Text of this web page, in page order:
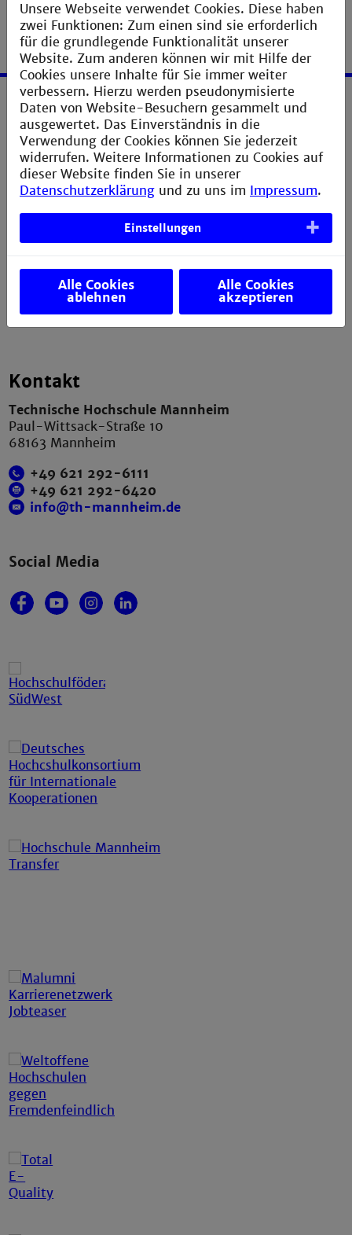
Service
Impressum
Erklärung zur Barrierefreiheit
Sitemap
Verbesserungsvorschlag melden
Kontakt
Technische Hochschule Mannheim
Paul-Wittsack-Straße 10
68163 Mannheim
+49 621 292-6111
+49 621 292-6420
info@th-mannheim.de
Social Media
Unsere Webseite verwendet Cookies. Diese haben
zwei Funktionen: Zum einen sind sie erforderlich
für die grundlegende Funktionalität unserer
Website. Zum anderen können wir mit Hilfe der
Cookies unsere Inhalte für Sie immer weiter
verbessern. Hierzu werden pseudonymisierte
Daten von Website-Besuchern gesammelt und
ausgewertet. Das Einverständnis in die
Verwendung der Cookies können Sie jederzeit
widerrufen. Weitere Informationen zu Cookies auf
dieser Website finden Sie in unserer
Datenschutzerklärung und zu uns im Impressum.
Einstellungen
Alle Cookies
ablehnen
Alle Cookies
akzeptieren